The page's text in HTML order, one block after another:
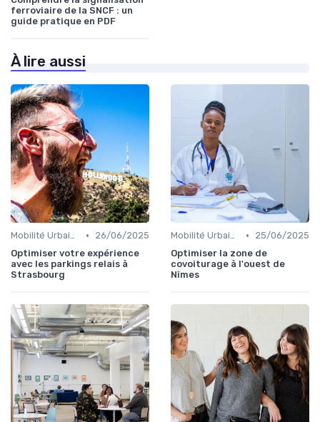
ferroviaire de la SNCF : un
guide pratique en PDF
À lire aussi
Mobilité Urbaine •
26/06/2025
Optimiser votre expérience
avec les parkings relais à
Strasbourg
Mobilité Urbaine •
25/06/2025
Optimiser la zone de
covoiturage à l'ouest de
Nîmes